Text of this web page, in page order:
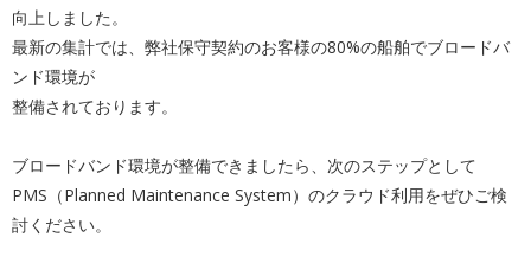
向上しました。
最新の集計では、弊社保守契約のお客様の80%の船舶でブロードバ
ンド環境が
整備されております。
ブロードバンド環境が整備できましたら、次のステップとして
PMS（Planned Maintenance System）のクラウド利用をぜひご検
討ください。